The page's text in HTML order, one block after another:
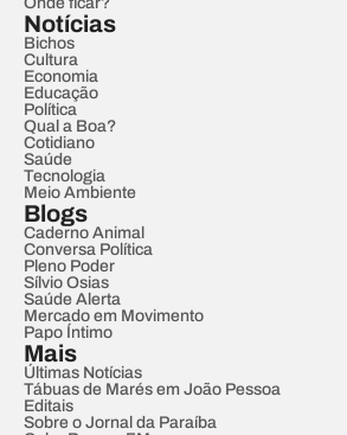
Notícias
Bichos
Cultura
Economia
Educação
Política
Qual a Boa?
Cotidiano
Saúde
Tecnologia
Meio Ambiente
Blogs
Caderno Animal
Conversa Política
Pleno Poder
Sílvio Osias
Saúde Alerta
Mercado em Movimento
Papo Íntimo
Mais
Últimas Notícias
Tábuas de Marés em João Pessoa
Editais
Sobre o Jornal da Paraíba